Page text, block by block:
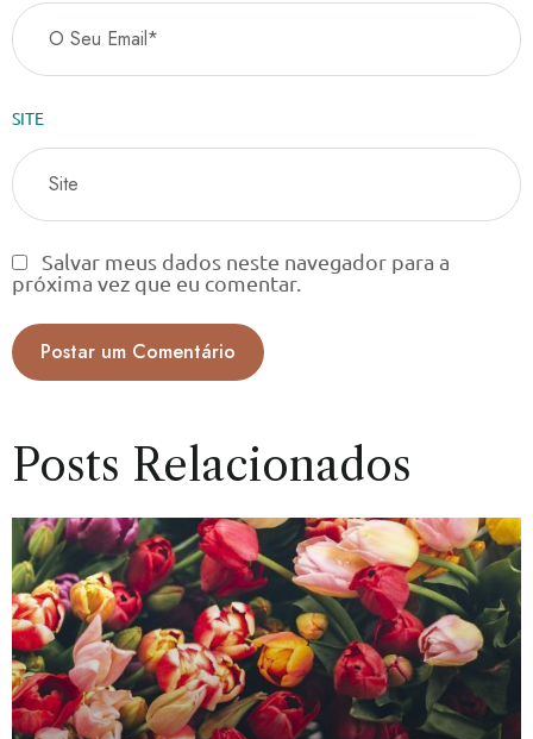
SITE
Salvar meus dados neste navegador para a
próxima vez que eu comentar.
Posts Relacionados